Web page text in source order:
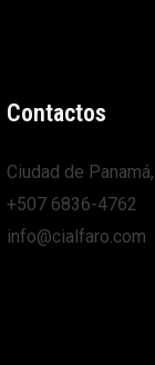
Contactos
Ciudad de
+507 6836-4762
info@cialfaro.com